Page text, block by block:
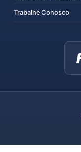
Trabalhe Conosco